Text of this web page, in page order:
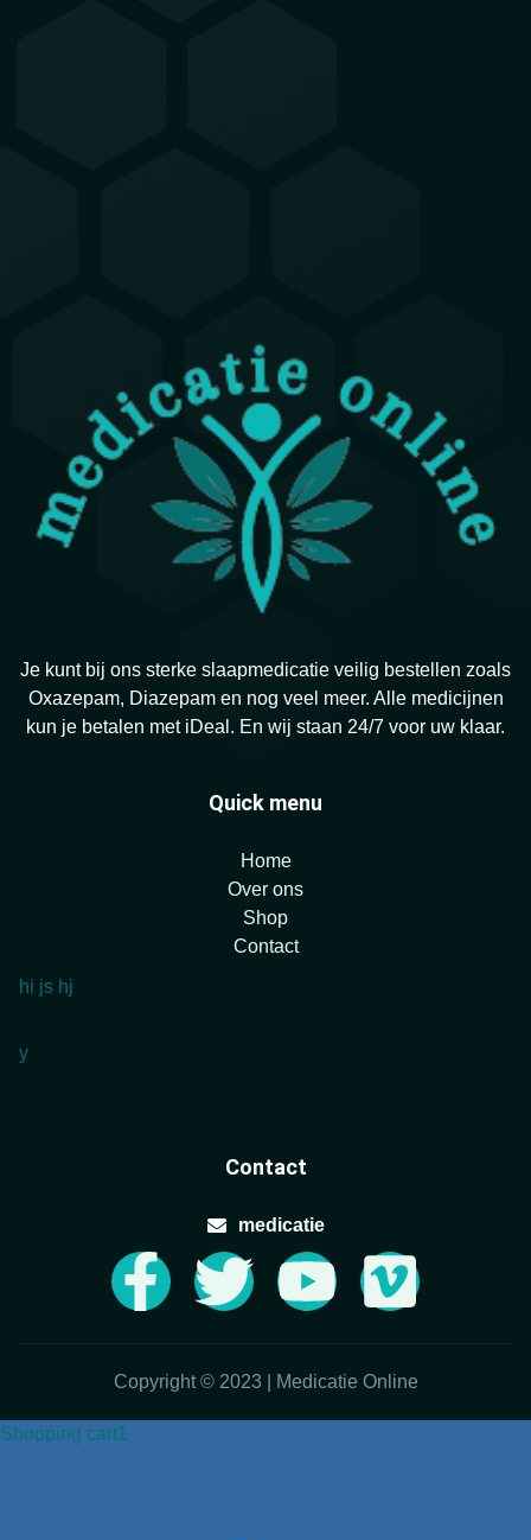
Je kunt bij ons sterke slaapmedicatie veilig bestellen zoals
Oxazepam, Diazepam en nog veel meer. Alle medicijnen
kun je betalen met iDeal. En wij staan 24/7 voor uw klaar.
Quick menu
Home
Over ons
Shop
Contact
hi js hj
y
Contact
medicatie
Copyright © 2023 | Medicatie Online
Shopping cart1